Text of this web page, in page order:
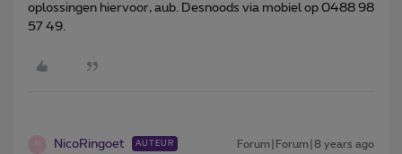
oplossingen hiervoor, aub. Desnoods via mobiel op 0488 98
57 49.
NicoRingoet AUTEUR Forum|Forum|8 years ago